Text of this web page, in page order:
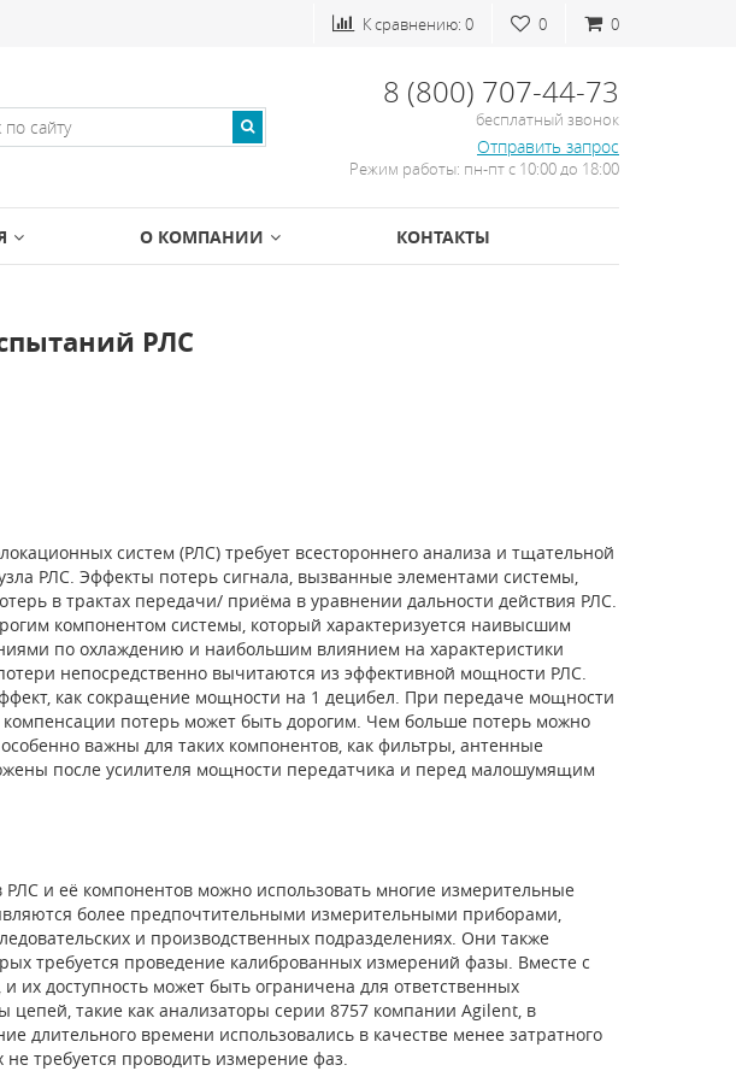
0
0
К сравнению: 0
8 (800) 707-44-73
бесплатный звонок
Отправить запрос
Режим работы: пн-пт с 10:00 до 18:00
О КОМПАНИИ КОНТАКТЫ
РЛС
систем (РЛС) требует всестороннего анализа и тщательной
РЛС. Эффекты потерь сигнала, вызванные элементами системы,
в трактах передачи/ приёма в уравнении дальности действия РЛС.
компонентом системы, который характеризуется наивысшим
по охлаждению и наибольшим влиянием на характеристики
непосредственно вычитаются из эффективной мощности РЛС.
как сокращение мощности на 1 децибел. При передаче мощности
потерь может быть дорогим. Чем больше потерь можно
важны для таких компонентов, как фильтры, антенные
после усилителя мощности передатчика и перед малошумящим
и её компонентов можно использовать многие измерительные
более предпочтительными измерительными приборами,
и производственных подразделениях. Они также
требуется проведение калиброванных измерений фазы. Вместе с
доступность может быть ограничена для ответственных
такие как анализаторы серии 8757 компании Agilent, в
длительного времени использовались в качестве менее затратного
требуется проводить измерение фаз.